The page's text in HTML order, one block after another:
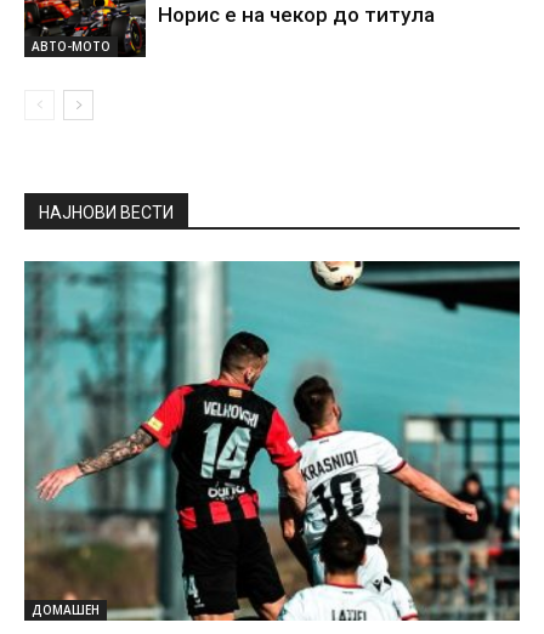
АВТО-МОТО
Норис е на чекор до титула
НАЈНОВИ ВЕСТИ
ДОМАШЕН